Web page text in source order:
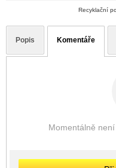
Recyklační
Popis Komentáře
Momentálně